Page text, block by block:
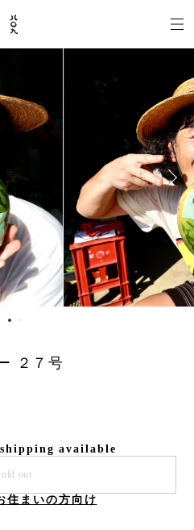
２７号
available
out
住まいの方向け